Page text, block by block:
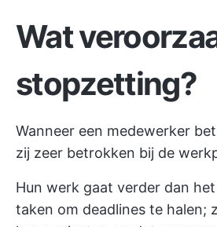
Wat
stopzetting?
Wanneer een medewerker
zij zeer betrokken bij de
Hun werk gaat verder dan
taken om deadlines te halen;